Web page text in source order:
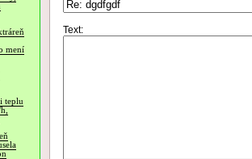
mení
teplu
Text: